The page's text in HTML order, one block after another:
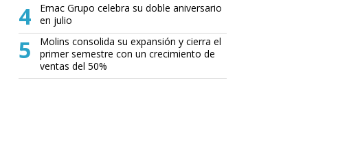
4
Emac Grupo celebra su doble aniversario
en julio
5
Molins consolida su expansión y cierra el
primer semestre con un crecimiento de
ventas del 50%